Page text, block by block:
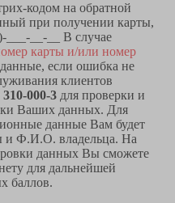
кодом на обратной
при получении карты,
___-__-__ В случае
карты и/или номер
если ошибка не
клиентов
310-000-3 для проверки и
Ваших данных. Для
данные Вам будет
и Ф.И.О. владельца. На
данных Вы сможете
для дальнейшей
баллов.